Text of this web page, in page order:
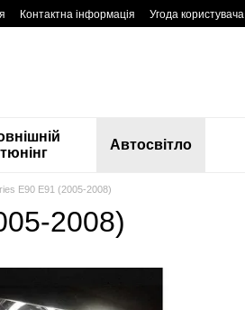
Контактна інформація Угода користувача
тюнінг
Автосвітло
E90 E91 (2005-2008)
2008)